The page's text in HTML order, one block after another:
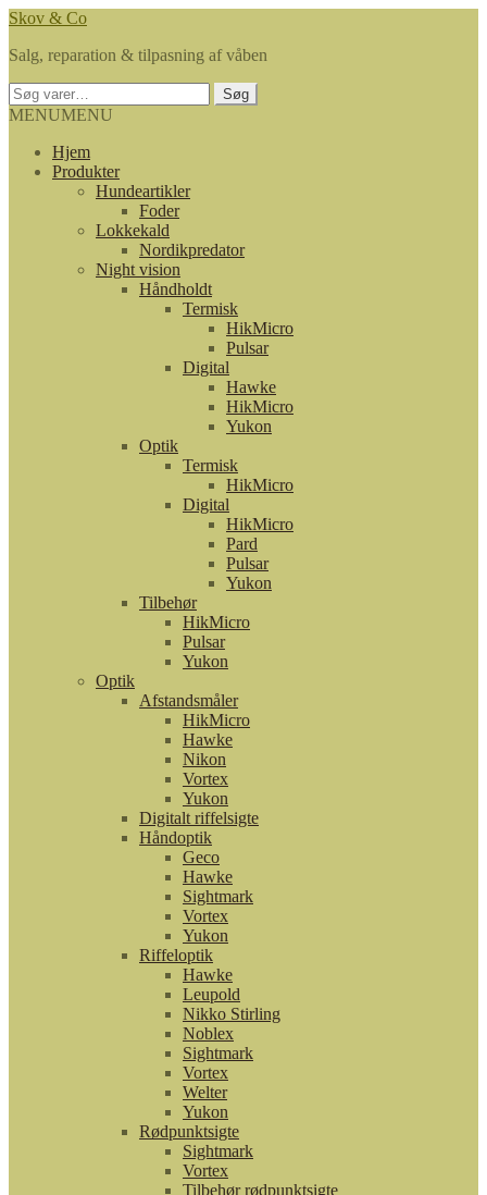
Spring
navigation
Spring
indhold
Skov & Co
Salg, reparation & tilpasning af våben
Søg
efter:
Søg
MENUMENU
Hjem
Produkter
Hundeartikler
Foder
Lokkekald
Nordikpredator
Night vision
Håndholdt
Termisk
HikMicro
Pulsar
Digital
Hawke
HikMicro
Yukon
Optik
Termisk
HikMicro
Digital
HikMicro
Pard
Pulsar
Yukon
Tilbehør
HikMicro
Pulsar
Yukon
Optik
Afstandsmåler
HikMicro
Hawke
Nikon
Vortex
Yukon
Digitalt riffelsigte
Håndoptik
Geco
Hawke
Sightmark
Vortex
Yukon
Riffeloptik
Hawke
Leupold
Nikko Stirling
Noblex
Sightmark
Vortex
Welter
Yukon
Rødpunktsigte
Sightmark
Vortex
Tilbehør rødpunktsigte